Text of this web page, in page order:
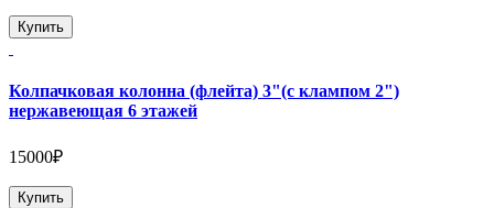
Купить
Колпачковая колонна (флейта) 3"(с клампом 2")
нержавеющая 6 этажей
15000₽
Купить